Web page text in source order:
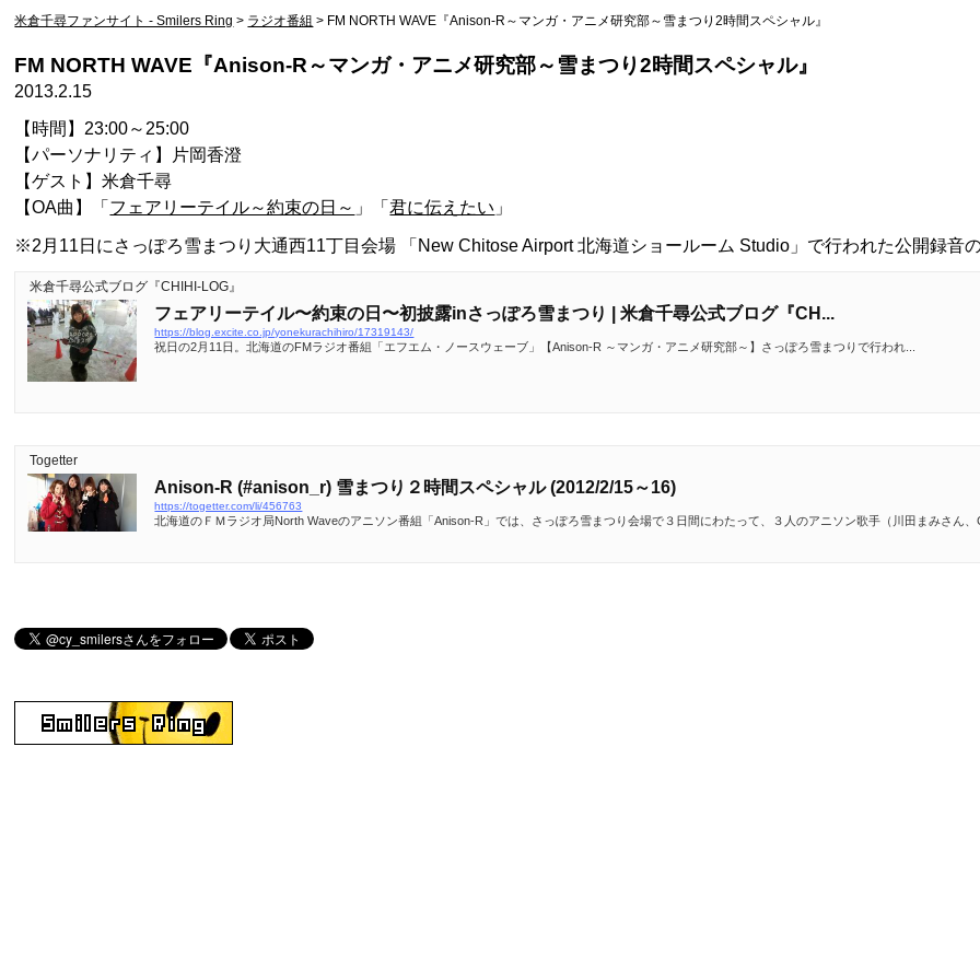
米倉千尋ファンサイト - Smilers Ring > ラジオ番組 > FM NORTH WAVE『Anison-R～マンガ・アニメ研究部～雪まつり2時間スペシャル』
FM NORTH WAVE『Anison-R～マンガ・アニメ研究部～雪まつり2時間スペシャル』
2013.2.15
【時間】23:00～25:00
【パーソナリティ】片岡香澄
【ゲスト】米倉千尋
【OA曲】「 フェアリーテイル～約束の日～ 」「君に伝えたい 」
※2月11日にさっぽろ雪まつり大通西11丁目会場 「New Chitose Airport 北海道ショールーム Studio」で行われた公開録音
米倉千尋公式ブログ『CHIHI-LOG』
フェアリーテイル〜約束の日〜初披露inさっぽろ雪まつり | 米倉千尋公式ブログ『CH...
https://blog.excite.co.jp/yonekurachihiro/17319143/
祝日の2月11日。北海道のFMラジオ番組「エフエム・ノースウェーブ」【Anison-R ～マンガ・アニメ研究部～】さっぽろ雪まつりで行われ...
Togetter
Anison-R (#anison_r) 雪まつり２時間スペシャル (2012/2/15～16)
https://togetter.com/li/456763
北海道のＦＭラジオ局North Waveのアニソン番組「Anison-R」では、さっぽろ雪まつり会場で３日間にわたって、３人のアニソン歌手（川田まみさん、